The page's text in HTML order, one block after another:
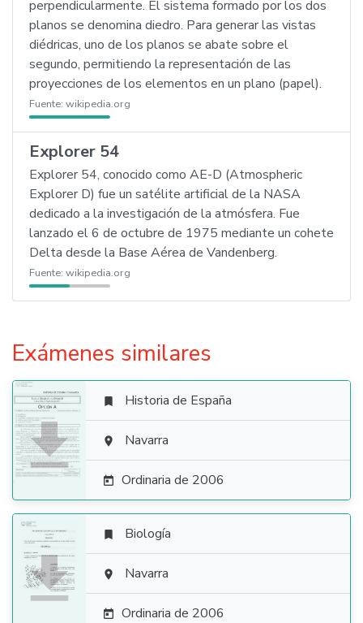
perpendicularmente. El sistema formado por los dos
planos se denomina diedro. Para generar las vistas
diédricas, uno de los planos se abate sobre el
segundo, permitiendo la representación de las
proyecciones de los elementos en un plano (papel).
Fuente: wikipedia.org
Explorer 54
Explorer 54, conocido como AE-D (Atmospheric
Explorer D) fue un satélite artificial de la NASA
dedicado a la investigación de la atmósfera. Fue
lanzado el 6 de octubre de 1975 mediante un cohete
Delta desde la Base Aérea de Vandenberg.
Fuente: wikipedia.org
Exámenes similares

 Historia de España
 Navarra
 Ordinaria de 2006

 Biología
 Navarra
 Ordinaria de 2006